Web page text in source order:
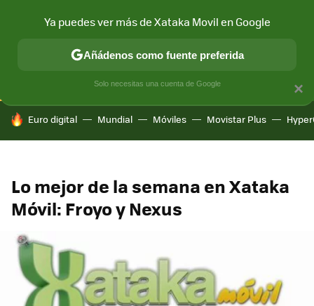
CONECTIVIDAD MÓVIL Y SOCIEDAD APLICACIONES
HOY SE HABLA DE
Euro digital Mundial Móviles Movistar Plus
Lo mejor de la semana en Xataka
Móvil: Froyo y Nexus
×
Ya puedes ver más de Xataka Movil en Google
Añádenos como fuente preferida
Solo necesitas una cuenta de Google